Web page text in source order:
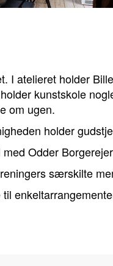
I atelieret holder
kunstskole
om ugen.
holder
Odder
særskilte